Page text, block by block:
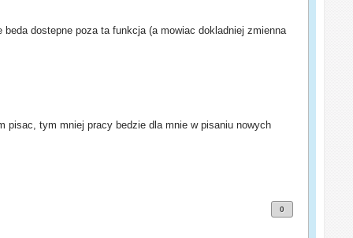
dostepne poza ta funkcja (a mowiac dokladniej zmienna
tym mniej pracy bedzie dla mnie w pisaniu nowych
0